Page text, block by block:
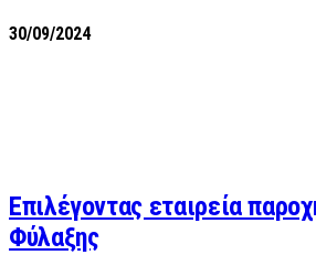
30/09/2024
Επιλέγοντας εταιρεία
Φύλαξης